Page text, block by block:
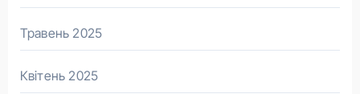
Травень 2025
Квітень 2025